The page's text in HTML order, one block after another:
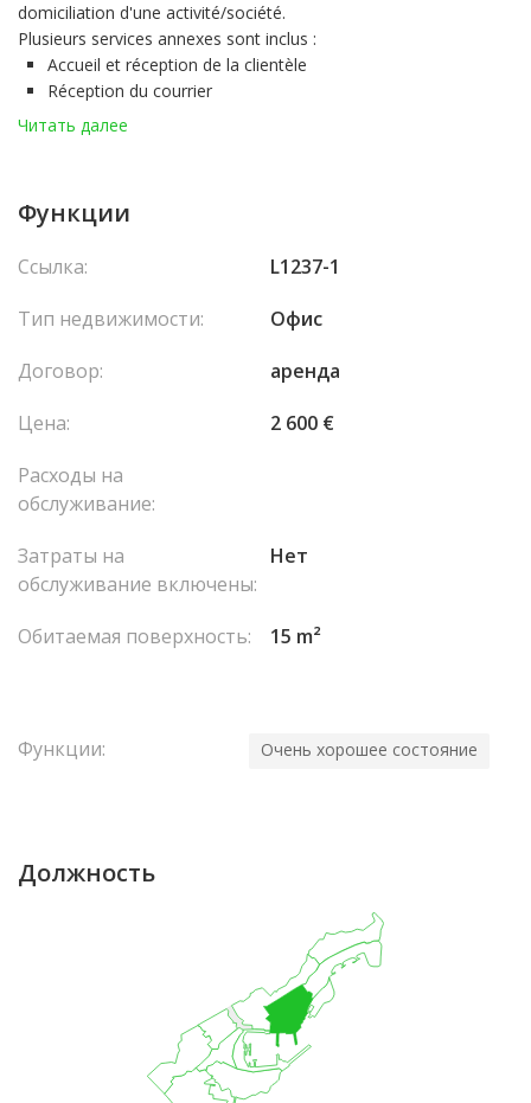
domiciliation d'une activité/société.
Plusieurs services annexes sont inclus :
Accueil et réception de la clientèle
Réception du courrier
Système téléphonique avec lignes extérieures directes et
standard
Le nettoyage quotidien
Loyer mensuel à partir de 2600 € HT + Pack Business
Читать далее
Функции
Ссылка:
L1237-1
Тип недвижимости:
Офис
Договор:
аренда
Цена:
2 600 €
Расходы на
обслуживание:
Затраты на
обслуживание включены:
Нет
Обитаемая поверхность: 15 m²
Функции: Очень хорошее состояние
Должность